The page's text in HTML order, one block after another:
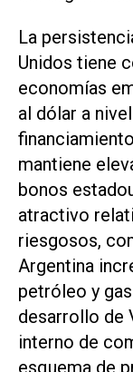
La
Unidos tiene
economías
al dólar a
mantiene
bonos
atractivo
riesgosos,
Argentina
petróleo y
desarrollo de
interno de
esquema de